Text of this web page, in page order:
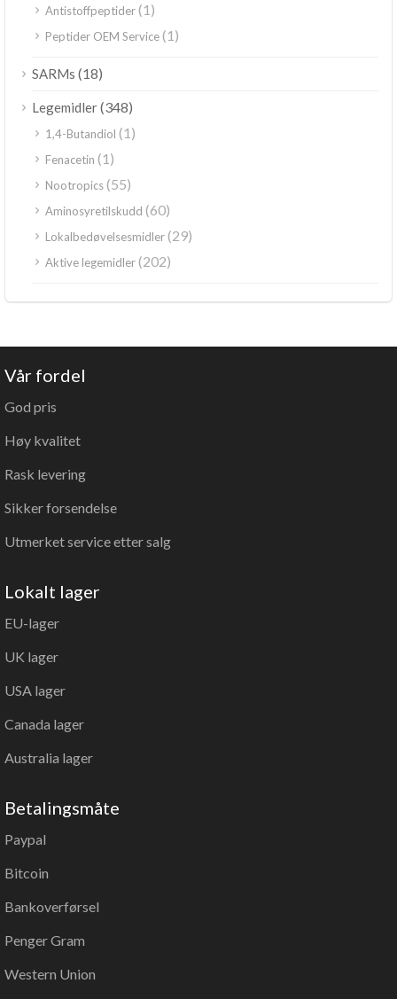
Antistoffpeptider(1)
Peptider OEM Service(1)
SARMs (18)
Legemidler(348)
1,4-Butandiol (1)
Fenacetin (1)
Nootropics(55)
Aminosyretilskudd (60)
Lokalbedøvelsesmidler(29)
Aktive legemidler(202)
Vår fordel
God pris
Høy kvalitet
Rask levering
Sikker forsendelse
Utmerket service etter salg
Lokalt lager
EU-lager
UK lager
USA lager
Canada lager
Australia lager
Betalingsmåte
Paypal
Bitcoin
Bankoverførsel
Penger Gram
Western Union